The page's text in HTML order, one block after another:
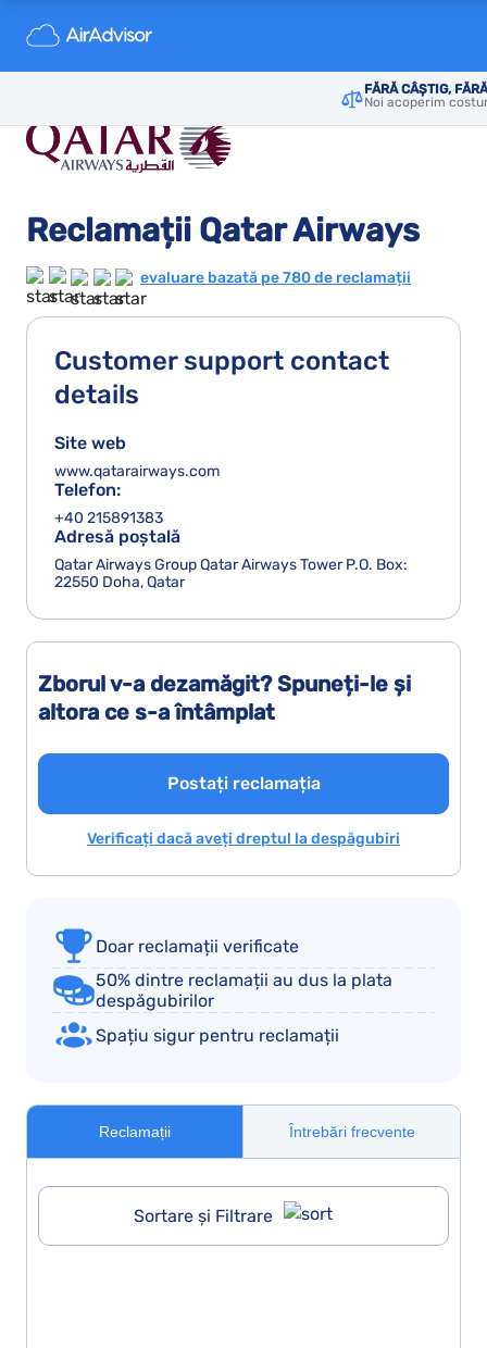
FĂRĂ CÂȘTIG,
Noi acoperim
Reclamații Qatar Airways
evaluare bazată pe 780 de reclamații
Zborul v-a dezamăgit? Spuneți-le și
altora ce s-a întâmplat
Postați reclamația
Verificați dacă aveți dreptul la despăgubiri
Customer support contact
details
Site web
www.qatarairways.com
Telefon:
+40 215891383
Adresă poștală
Qatar Airways Group Qatar Airways Tower P.O. Box:
22550 Doha, Qatar
Doar reclamații verificate
50% dintre reclamații au dus la plata
despăgubirilor
Spațiu sigur pentru reclamații
Reclamații Întrebări frecvente
Sortare și Filtrare